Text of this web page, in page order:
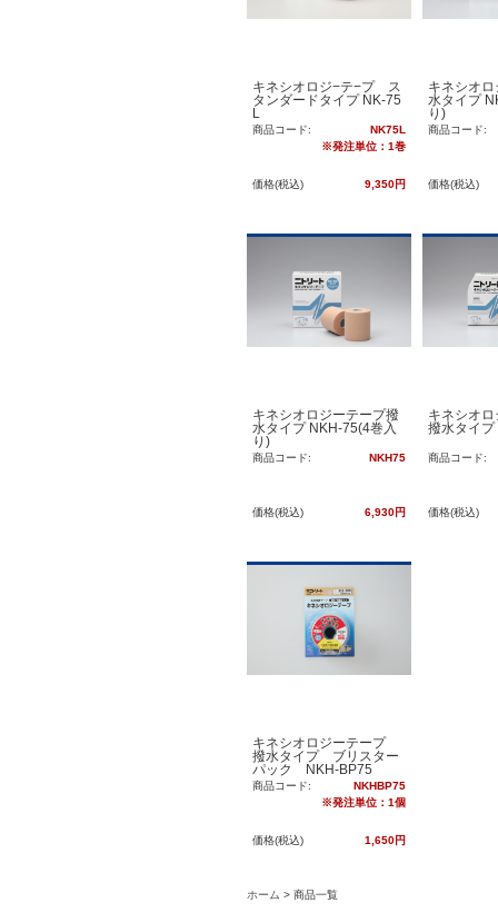
キネシオロジ−テ−プ ス
タンダードタイプ NK-75
L
商品コード:
NK75L
※発注単位：1巻
価格(税込) 9,350円
キネシオ
水タイプ
り)
商品コード:
価格(税込)
キネシオロジーテープ撥
水タイプ NKH-75(4巻入
り)
商品コード: NKH75
価格(税込) 6,930円
キネシオ
撥水タイ
商品コード:
価格(税込)
キネシオロジーテープ
撥水タイプ ブリスター
パック NKH-BP75
商品コード:
NKHBP75
※発注単位：1個
価格(税込) 1,650円
ホーム 商品一覧